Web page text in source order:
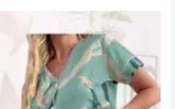
Este
produto
tem
várias
variantes.
As
opções